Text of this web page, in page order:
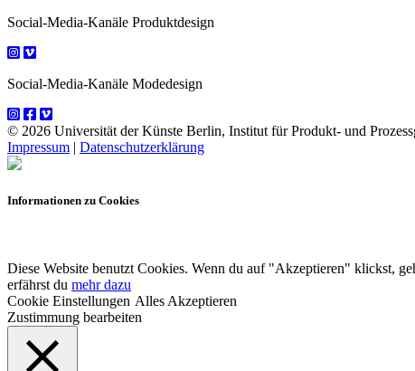
Social-Media-Kanäle Produktdesign
Social-Media-Kanäle Modedesign
© 2026 Universität der Künste Berlin, Institut für Produkt- und
Impressum | Datenschutzerklärung
Informationen zu Cookies
Diese Website benutzt Cookies. Wenn du auf "Akzeptieren" klickst,
erfährst du mehr dazu
Cookie Einstellungen Alles Akzeptieren
Zustimmung bearbeiten